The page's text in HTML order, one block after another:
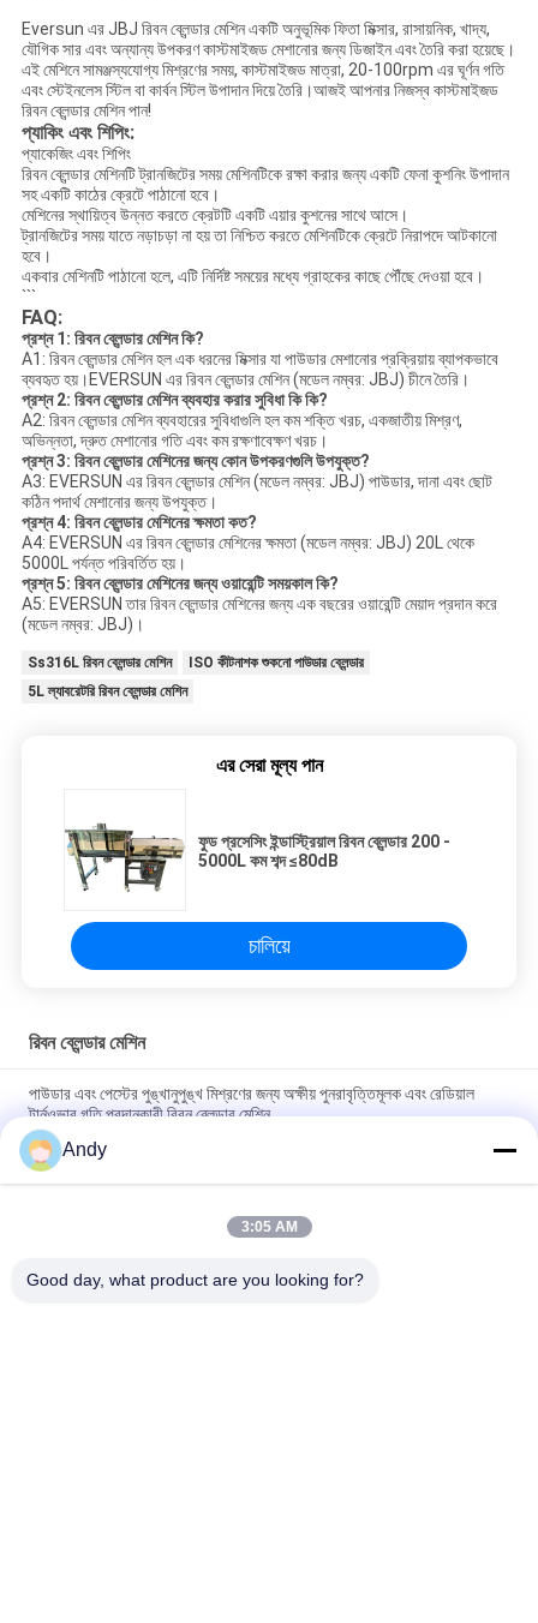
Eversun এর JBJ রিবন ব্লেন্ডার মেশিন একটি অনুভূমিক ফিতা মিক্সার, রাসায়নিক, খাদ্য,
যৌগিক সার এবং অন্যান্য উপকরণ কাস্টমাইজড মেশানোর জন্য ডিজাইন এবং তৈরি করা হয়েছে।
এই মেশিনে সামঞ্জস্যযোগ্য মিশ্রণের সময়, কাস্টমাইজড মাত্রা, 20-100rpm এর ঘূর্ণন গতি
এবং স্টেইনলেস স্টিল বা কার্বন স্টিল উপাদান দিয়ে তৈরি।আজই আপনার নিজস্ব কাস্টমাইজড
রিবন ব্লেন্ডার মেশিন পান!
প্যাকিং এবং শিপিং:
প্যাকেজিং এবং শিপিং
রিবন ব্লেন্ডার মেশিনটি ট্রানজিটের সময় মেশিনটিকে রক্ষা করার জন্য একটি ফেনা কুশনিং উপাদান
সহ একটি কাঠের ক্রেটে পাঠানো হবে।
মেশিনের স্থায়িত্ব উন্নত করতে ক্রেটটি একটি এয়ার কুশনের সাথে আসে।
ট্রানজিটের সময় যাতে নড়াচড়া না হয় তা নিশ্চিত করতে মেশিনটিকে ক্রেটে নিরাপদে আটকানো
হবে।
একবার মেশিনটি পাঠানো হলে, এটি নির্দিষ্ট সময়ের মধ্যে গ্রাহকের কাছে পৌঁছে দেওয়া হবে।
```
FAQ:
প্রশ্ন 1: রিবন ব্লেন্ডার মেশিন কি?
A1: রিবন ব্লেন্ডার মেশিন হল এক ধরনের মিক্সার যা পাউডার মেশানোর প্রক্রিয়ায় ব্যাপকভাবে
ব্যবহৃত হয়।EVERSUN এর রিবন ব্লেন্ডার মেশিন (মডেল নম্বর: JBJ) চীনে তৈরি।
প্রশ্ন 2: রিবন ব্লেন্ডার মেশিন ব্যবহার করার সুবিধা কি কি?
A2: রিবন ব্লেন্ডার মেশিন ব্যবহারের সুবিধাগুলি হল কম শক্তি খরচ, একজাতীয় মিশ্রণ,
অভিন্নতা, দ্রুত মেশানোর গতি এবং কম রক্ষণাবেক্ষণ খরচ।
প্রশ্ন 3: রিবন ব্লেন্ডার মেশিনের জন্য কোন উপকরণগুলি উপযুক্ত?
A3: EVERSUN এর রিবন ব্লেন্ডার মেশিন (মডেল নম্বর: JBJ) পাউডার, দানা এবং ছোট
কঠিন পদার্থ মেশানোর জন্য উপযুক্ত।
প্রশ্ন 4: রিবন ব্লেন্ডার মেশিনের ক্ষমতা কত?
A4: EVERSUN এর রিবন ব্লেন্ডার মেশিনের ক্ষমতা (মডেল নম্বর: JBJ) 20L থেকে
5000L পর্যন্ত পরিবর্তিত হয়।
প্রশ্ন 5: রিবন ব্লেন্ডার মেশিনের জন্য ওয়ারেন্টি সময়কাল কি?
A5: EVERSUN তার রিবন ব্লেন্ডার মেশিনের জন্য এক বছরের ওয়ারেন্টি মেয়াদ প্রদান করে
(মডেল নম্বর: JBJ)।
Ss316L রিবন ব্লেন্ডার মেশিন
ISO কীটনাশক শুকনো পাউডার ব্লেন্ডার
5L ল্যাবরেটরি রিবন ব্লেন্ডার মেশিন
এর সেরা মূল্য পান
ফুড প্রসেসিং ইন্ডাস্ট্রিয়াল রিবন ব্লেন্ডার 200 -
5000L কম শব্দ ≤80dB
চালিয়ে
রিবন ব্লেন্ডার মেশিন
পাউডার এবং পেস্টের পুঙ্খানুপুঙ্খ মিশ্রণের জন্য অক্ষীয় পুনরাবৃত্তিমূলক এবং রেডিয়াল
টার্নওভার গতি প্রদানকারী রিবন ব্লেন্ডার মেশিন
কাস্টমাইজযোগ্য ভলিউম ইন্ডাস্ট্রিয়াল মিশ্রণের জন্য পিএলসি কন্ট্রোল সিস্টেমের সাথে
স্টেইনলেস স্টিল রিবন ব্লেন্ডার মেশিন
সংহত গঠন এবং সহজে পরিচালনার সাথে রিবন ব্লেন্ডার মেশিন যা কঠিন মিশ্রিত জমাটবদ্ধ
Andy
3:05 AM
Good day, what product are you looking for?